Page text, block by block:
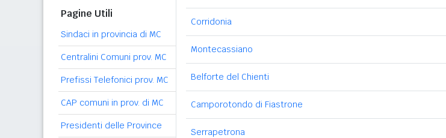
Pagine Utili
Sindaci in provincia di MC
Centralini Comuni prov. MC
Prefissi Telefonici prov. MC
CAP comuni in prov. di MC
Presidenti delle Province
Corridonia
Montecassiano
Belforte del Chienti
Camporotondo di Fiastrone
Serrapetrona